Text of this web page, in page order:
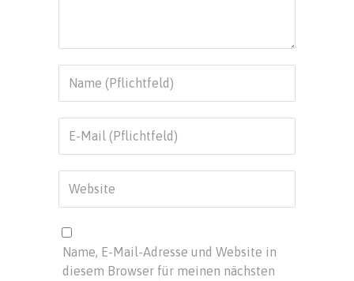
Name, E-Mail-Adresse und Website in
diesem Browser für meinen nächsten